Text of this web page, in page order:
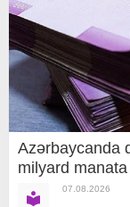
Azərbaycanda
milyard manata
07.08.2026